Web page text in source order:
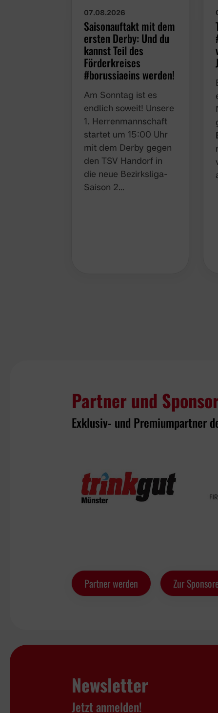
07.08.2026
Saisonauftakt mit dem
ersten Derby: Und du
kannst Teil des
Förderkreises
#borussiaeins werden!
Am Sonntag ist es
endlich soweit! Unsere
1. Herrenmannschaft
startet um 15:00 Uhr
mit dem Derby gegen
den TSV Handorf in
die neue Bezirksliga-
Saison 2…
Partner und
Exklusiv- und Premiumpartner
Partner werden Zur
Newsletter
Jetzt anmelden!